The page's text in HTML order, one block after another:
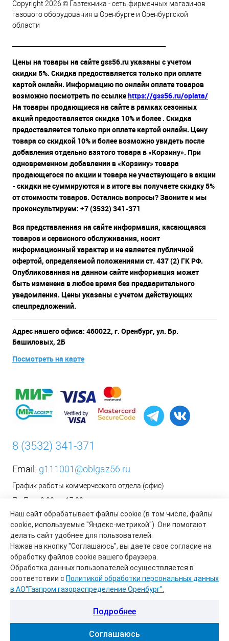
Наш сайт обрабатывает файлы cookie (в том числе, файлы
cookie, используемые "Яндекс-метрикой"). Они помогают
делать сайт удобнее для пользователей.
Нажав на кнопку "Соглашаюсь", вы даете свое согласие на
обработку файлов cookie вашего браузера.
Обработка данных пользователей осуществляется в
соответствии с Политикой обработки персональных данных
в АО"Газпром газораспределение Оренбург".
Подробнее
Соглашаюсь
Copyright 2026 © Газтехника - сеть фирменных магазинов
газового оборудования в Оренбурге и Оренбургской
области
Цены на товары на сайте gss56.ru указаны с учетом
скидки 5%. Скидка предоставляется только при оплате
картой онлайн. Информацию по онлайн оплате товаров
возможно посмотреть по ссылкеhttps://gss56.ru/oplata/
На товары продающиеся на сайте в рамках сезонных
акций предоставляется скидка 10% и более . Скидка
предоставляется только при оплате картой онлайн. Цену
товара со скидкой 10% и более возможно увидеть после
добавления отдельно взятого товара в «Корзину». При
одновременном добавлении в «Корзину» товара
продающегося по акции и товара не участвующего в акции
- скидки не суммируются и в итоге вы получаете скидку 5%
от стоимости товаров. Остались вопросы? Звоните и мы
проконсультируем: +7 (3532) 341-371
Вся представленная на сайте информация, касающаяся
товаров и сервисного обслуживания, носит
информационный характер и не является публичной
офертой, определяемой положениями ст. 437 (2) ГК РФ.
Опубликованная на данном сайте информация может
быть изменена в любое время без предварительного
уведомления. Цены указаны с учетом действующих
спецпредложений.
Адрес нашего офиса: 460022, г. Оренбург, ул. Бр.
Башиловых, 2Б
Посмотреть на карте
8 (3532) 341-371
Email: g111001@oblgaz56.ru
График работы коммерческого отдела (офис)
Пн-Пт: с 9:00 до 17:00
Сб-Вс: Выходной
__________________________________________
Оформить заявку на установку бытового газового
оборудования возможно на сайте организации АО «Газпром
газораспределение Оренбург»:https://www.oblgaz56.ru/